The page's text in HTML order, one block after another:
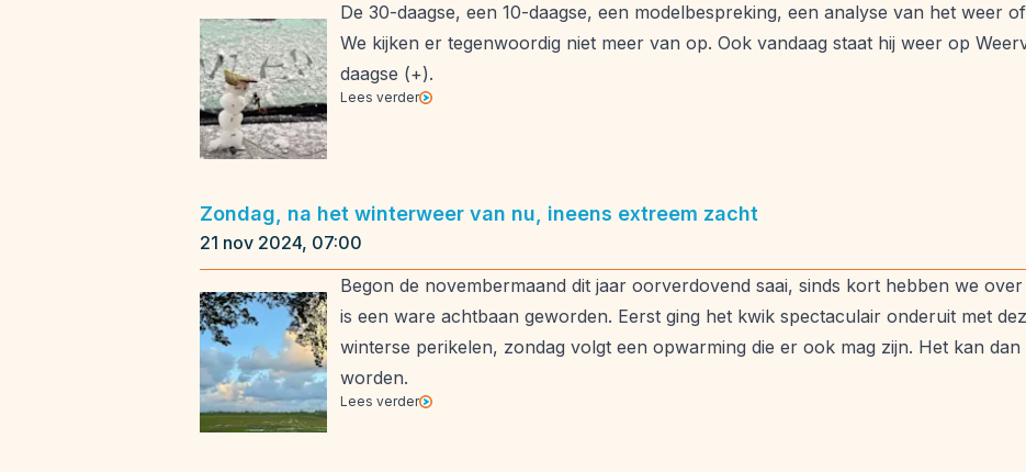
De 30-daagse, een 10-daagse, een modelbespreking, een analyse van het weer
We kijken er tegenwoordig niet meer van op. Ook vandaag staat hij weer op
daagse (+).
Lees verder
Zondag, na het winterweer van nu, ineens extreem zacht
21 nov 2024, 07:00
Begon de novembermaand dit jaar oorverdovend saai, sinds kort hebben we
is een ware achtbaan geworden. Eerst ging het kwik spectaculair onderuit met
winterse perikelen, zondag volgt een opwarming die er ook mag zijn. Het kan dan
worden.
Lees verder